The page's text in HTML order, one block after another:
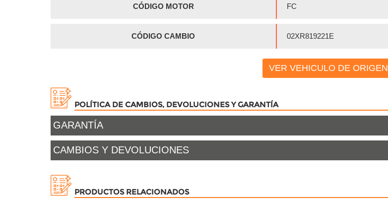
CÓDIGO MOTOR FC
CÓDIGO CAMBIO 02XR819221E
VER VEHICULO DE ORIGEN
POLÍTICA DE CAMBIOS, DEVOLUCIONES Y GARANTÍA
GARANTÍA
CAMBIOS Y DEVOLUCIONES
PRODUCTOS RELACIONADOS